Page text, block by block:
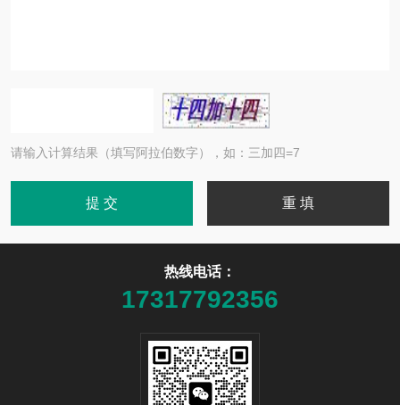
请输入计算结果（填写阿拉伯数字），如：三加四=7
热线电话：
17317792356